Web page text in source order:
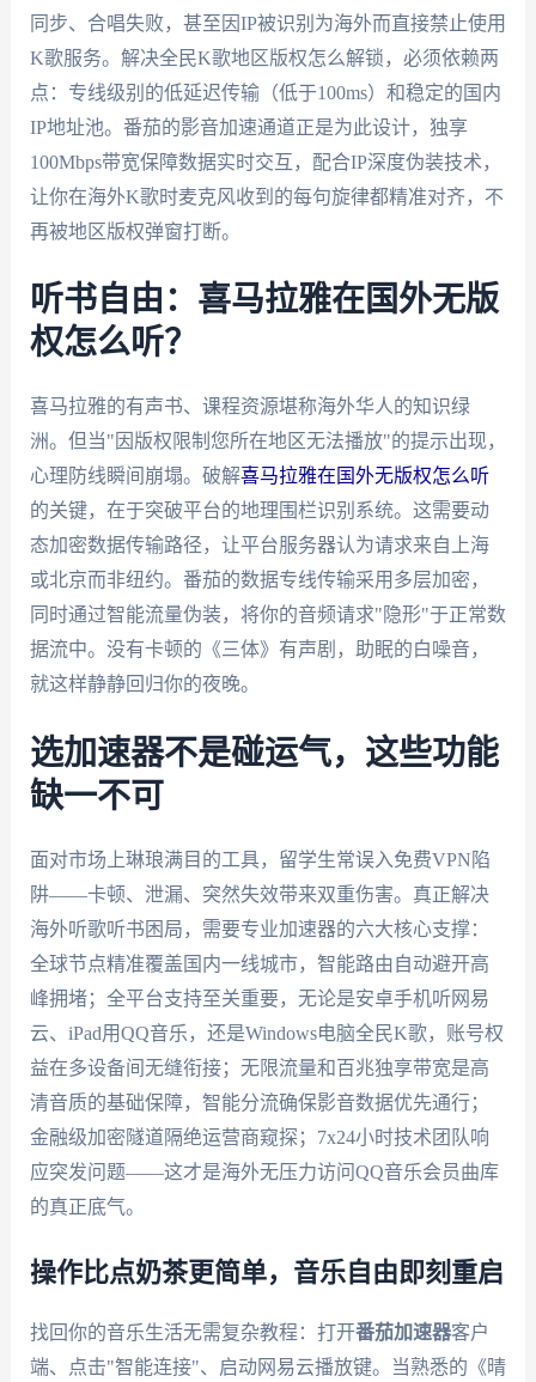
同步、合唱失败，甚至因IP被识别为海外而直接禁止使用
K歌服务。解决全民K歌地区版权怎么解锁，必须依赖两
点：专线级别的低延迟传输（低于100ms）和稳定的国内
IP地址池。番茄的影音加速通道正是为此设计，独享
100Mbps带宽保障数据实时交互，配合IP深度伪装技术，
让你在海外K歌时麦克风收到的每句旋律都精准对齐，不
再被地区版权弹窗打断。
听书自由：喜马拉雅在国外无版
权怎么听？
喜马拉雅的有声书、课程资源堪称海外华人的知识绿
洲。但当"因版权限制您所在地区无法播放"的提示出现，
心理防线瞬间崩塌。破解喜马拉雅在国外无版权怎么听
的关键，在于突破平台的地理围栏识别系统。这需要动
态加密数据传输路径，让平台服务器认为请求来自上海
或北京而非纽约。番茄的数据专线传输采用多层加密，
同时通过智能流量伪装，将你的音频请求"隐形"于正常数
据流中。没有卡顿的《三体》有声剧，助眠的白噪音，
就这样静静回归你的夜晚。
选加速器不是碰运气，这些功能
缺一不可
面对市场上琳琅满目的工具，留学生常误入免费VPN陷
阱——卡顿、泄漏、突然失效带来双重伤害。真正解决
海外听歌听书困局，需要专业加速器的六大核心支撑：
全球节点精准覆盖国内一线城市，智能路由自动避开高
峰拥堵；全平台支持至关重要，无论是安卓手机听网易
云、iPad用QQ音乐，还是Windows电脑全民K歌，账号权
益在多设备间无缝衔接；无限流量和百兆独享带宽是高
清音质的基础保障，智能分流确保影音数据优先通行；
金融级加密隧道隔绝运营商窥探；7x24小时技术团队响
应突发问题——这才是海外无压力访问QQ音乐会员曲库
的真正底气。
操作比点奶茶更简单，音乐自由即刻重启
找回你的音乐生活无需复杂教程：打开番茄加速器客户
端、点击"智能连接"、启动网易云播放键。当熟悉的《晴